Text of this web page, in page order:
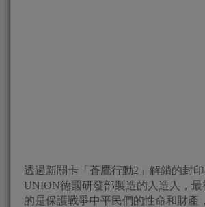
透過新關卡「蒼鷹行動2」解鎖的封
UNION德國研發部製造的人造人，最
的是保護戰爭中平民們的性命和財產